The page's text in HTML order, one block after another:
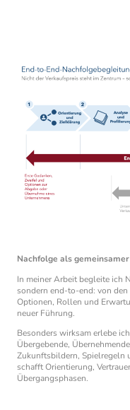
Nachfolge als
In meiner Arbeit begleite ich
sondern end-to-end: von
Optionen, Rollen und
neuer Führung.
Besonders wirksam erlebe
Übergebende,
Zukunftsbildern, Spielregeln
schafft Orientierung,
Übergangsphasen.